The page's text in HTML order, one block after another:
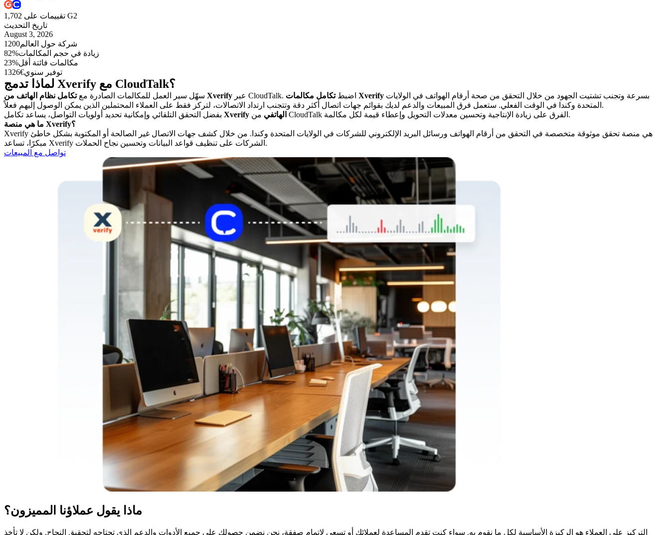
1,702 تقييمات على G2
تاريخ التحديث
August 3, 2026
1200شركة حول العالم
82%زيادة في حجم المكالمات
23%مكالمات فائتة أقل
1326€توفير سنوي
لماذا تدمج Xverify مع CloudTalk؟
سهّل سير العمل للمكالمات الصادرة مع تكامل نظام الهاتف من Xverify عبر CloudTalk. اضبط تكامل مكالمات Xverify
المتحدة وكندا في الوقت الفعلي. ستعمل فرق المبيعات والدعم لديك بقوائم جهات اتصال أكثر دقة وتتجنب ارتداد الاتصالات، لتركز فقط على العملاء المحتملين الذين يمكن الوصول إليهم فعلاً.
Xverify الهاتفي
من CloudTalk الفرق على زيادة الإنتاجية وتحسين معدلات التحويل وإعطاء قيمة لكل مكالمة.
ما هي منصة Xverify؟
Xverify هي منصة تحقق موثوقة متخصصة في التحقق من أرقام الهواتف ورسائل البريد الإلكتروني للشركات في الولايات المتحدة وكندا. من خلال كشف جهات الاتصال غير الصالحة أو المكتوبة بشكل خاطئ
مبكرًا، تساعد Xverify الشركات على تنظيف قواعد البيانات وتحسين نجاح الحملات.
تواصل مع المبيعات
ماذا يقول عملاؤنا المميزون؟
التركيز على العملاء هو الركيزة الأساسية لكل ما نقوم به. سواء كنت تقدم المساعدة لعملائك أو تسعى لإتمام صفقة، نحن نضمن حصولك على جميع الأدوات والدعم الذي تحتاجه لتحقيق النجاح. ولكن لا تأخذ